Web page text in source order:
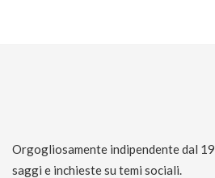
Orgogliosamente indipendente dal
saggi e inchieste su temi sociali.